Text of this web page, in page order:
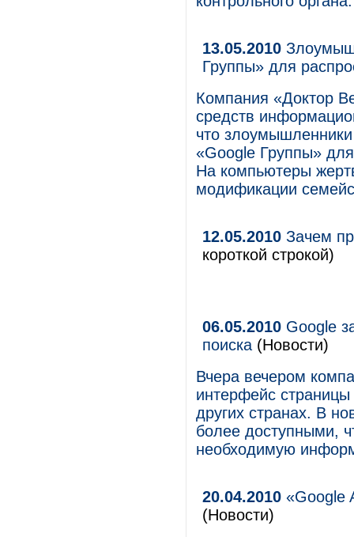
13.05.2010
Группы» для
Компания «Доктор
средств
что
«Google Группы»
На компьютеры
модификации
12.05.2010 Зачем
короткой строкой)
06.05.2010 Google
поиска (Новости)
Вчера вечером
интерфейс страницы
других странах. В
более доступными,
необходимую
20.04.2010 «Google
(Новости)